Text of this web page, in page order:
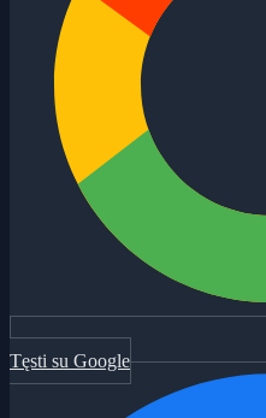
Tęsti su Google